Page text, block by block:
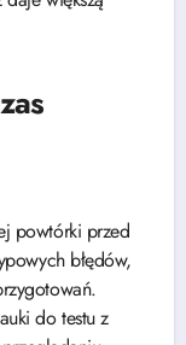
powtórki przed
błędów,
do testu z